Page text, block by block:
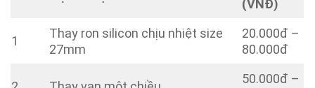
(VNĐ)
1
Thay ron silicon chịu nhiệt size
27mm
20.000đ –
80.000đ
50.000đ –